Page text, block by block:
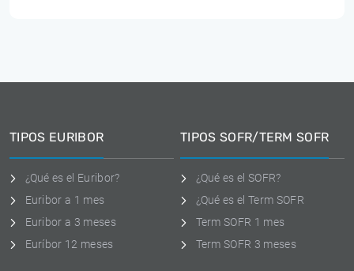
TIPOS EURIBOR
¿Qué es el Euribor?
Euribor a 1 mes
Euribor a 3 meses
Euríbor 12 meses
TIPOS SOFR/TERM SOFR
¿Qué es el SOFR?
¿Qué es el Term SOFR
Term SOFR 1 mes
Term SOFR 3 meses